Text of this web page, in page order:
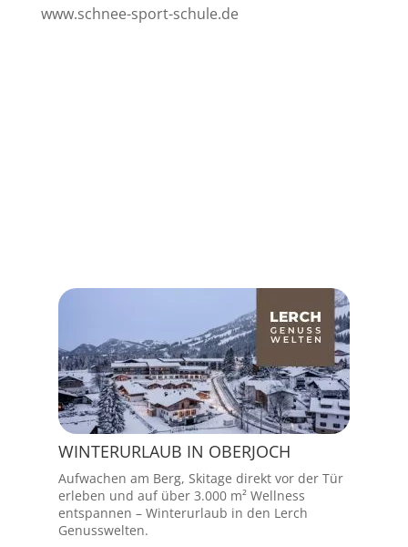
www.schnee-sport-schule.de
WINTERURLAUB IN OBERJOCH
Aufwachen am Berg, Skitage direkt vor der Tür
erleben und auf über 3.000 m² Wellness
entspannen – Winterurlaub in den Lerch
Genusswelten.